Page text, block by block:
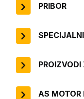
PRIBOR
AS MOTOR